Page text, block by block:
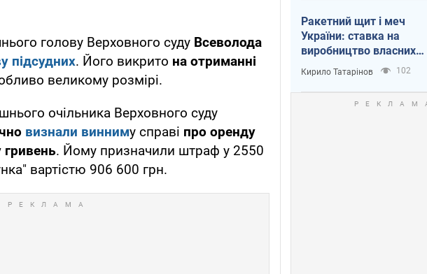
голову Верховного суду Всеволода
підсудних. Його викрито на отриманні
великому розмірі.
очільника Верховного суду
визнали винниму справі про оренду
гривень. Йому призначили штраф у 2550
вартістю 906 600 грн.
Ракетний щит і меч
України: ставка на
виробництво власних
ракет
Кирило Татарінов 102